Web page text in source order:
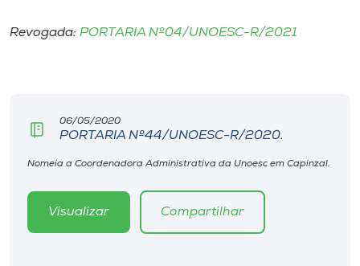
Museu
Revogada: PORTARIA Nº04/UNOESC-R/2021
06/05/2020
PORTARIA Nº44/UNOESC-R/2020.
Nomeia a Coordenadora Administrativa da Unoesc em Capinzal.
Visualizar Compartilhar